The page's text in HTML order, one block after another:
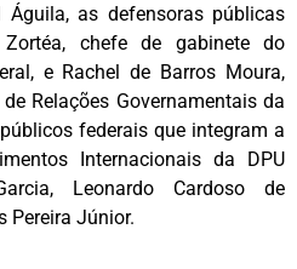
Águila, as defensoras públicas
chefe de gabinete do
e Rachel de Barros Moura,
Relações Governamentais da
federais que integram a
Internacionais da DPU
Leonardo Cardoso de
Pereira Júnior.